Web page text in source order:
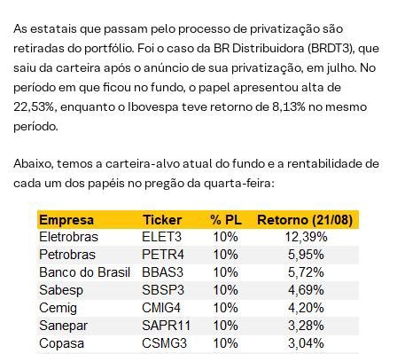
As estatais que passam pelo processo de privatização são
retiradas do portfólio. Foi o caso da BR Distribuidora (BRDT3), que
saiu da carteira após o anúncio de sua privatização, em julho. No
período em que ficou no fundo, o papel apresentou alta de
22,53%, enquanto o Ibovespa teve retorno de 8,13% no mesmo
período.
Abaixo, temos a carteira-alvo atual do fundo e a rentabilidade de
cada um dos papéis no pregão da quarta-feira: